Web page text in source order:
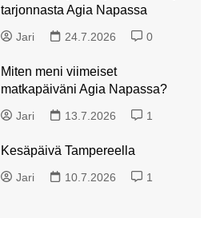
tarjonnasta Agia Napassa
Jari 24.7.2026 0
Miten meni viimeiset
matkapäiväni Agia Napassa?
Jari 13.7.2026 1
Kesäpäivä Tampereella
Jari 10.7.2026 1